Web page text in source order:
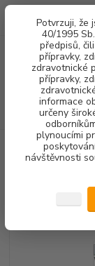
Potvrzuji, že
40/1995
předpisů,
přípravky,
zdravotnické
přípravky,
informace
určeny
plynoucími
návštěvnosti
(Po-Pá, 8-16 hod.)
DENTALNÍ
Woodpecker UDS-E